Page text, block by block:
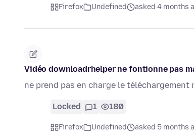
Firefox Undefined asked 4 months
Vidéo downloadrhelper ne fontionne pas
ne prend pas en charge le
Locked 1 180
Firefox Undefined asked 5 months